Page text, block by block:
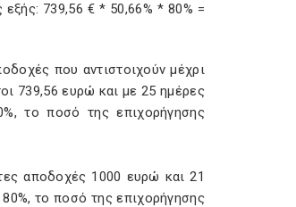
739,56 € * 50,66% * 80% =
που αντιστοιχούν μέχρι
739,56 ευρώ και με 25 ημέρες
το ποσό της επιχορήγησης
αποδοχές 1000 ευρώ και 21
το ποσό της επιχορήγησης